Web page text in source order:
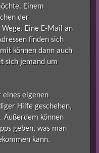
Einem
der
Eine E-Mail an
finden sich
können dann auch
sich jemand um
eines eigenen
Hilfe geschehen,
Außerdem können
geben, was man
kann.